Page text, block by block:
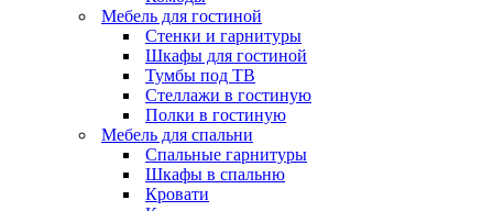
Мебель для гостиной
Стенки и гарнитуры
Шкафы для гостиной
Тумбы под ТВ
Стеллажи в гостиную
Полки в гостиную
Мебель для спальни
Спальные гарнитуры
Шкафы в спальню
Кровати